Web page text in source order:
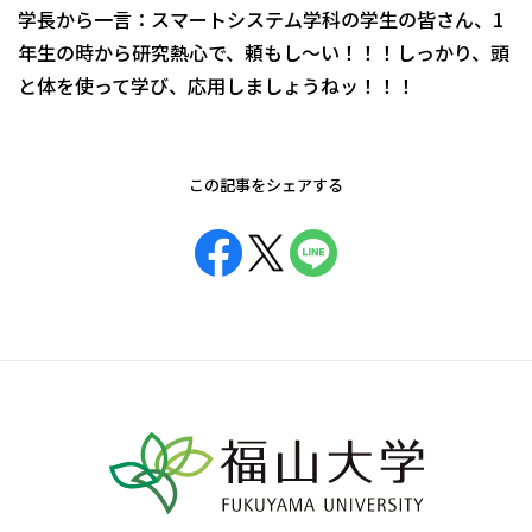
学長から一言：スマートシステム学科の学生の皆さん、1
年生の時から研究熱心で、頼もし～い！！！しっかり、頭
と体を使って学び、応用しましょうねッ！！！
この記事をシェアする